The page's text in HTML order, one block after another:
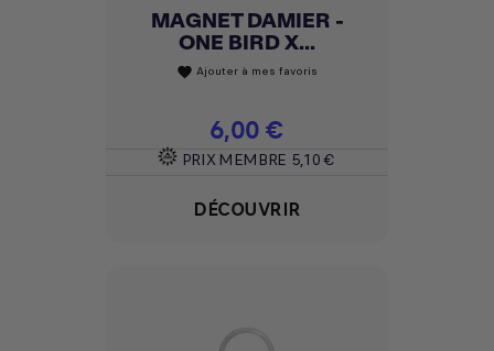
MAGNET DAMIER -
ONE BIRD X...
favorite Ajouter à mes favoris
Prix
6,00 €
PRIX MEMBRE 5,10 €
DÉCOUVRIR